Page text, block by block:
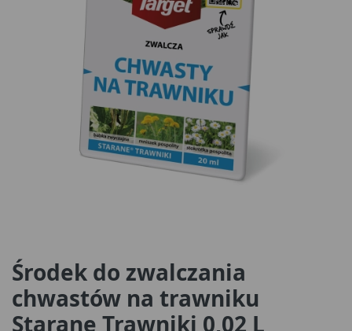
Środek do zwalczania
chwastów na trawniku
Starane Trawniki 0,02 L